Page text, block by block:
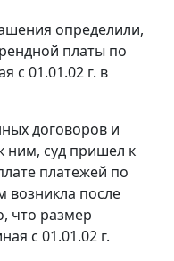
определили,
платы по
с 01.01.02 г. в
договоров и
ним, суд пришел к
платежей по
после
что размер
с 01.01.02 г.